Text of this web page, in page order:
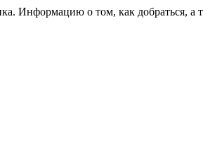
Информацию о том, как добраться, а